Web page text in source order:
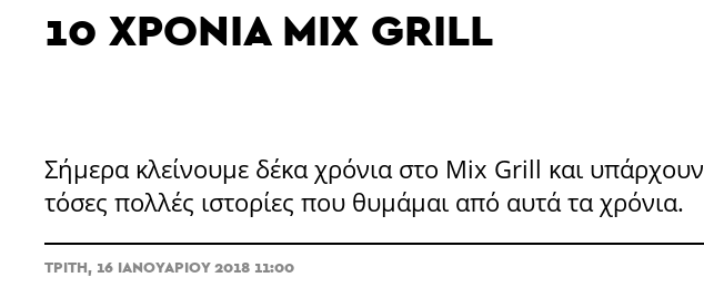
10 ΧΡΌΝΙΑ MIX GRILL
Σήμερα κλείνουμε δέκα χρόνια στο Mix Grill και υπάρχουν
τόσες πολλές ιστορίες που θυμάμαι από αυτά τα χρόνια.
ΤΡΊΤΗ, 16 ΙΑΝΟΥΑΡΊΟΥ 2018 11:00